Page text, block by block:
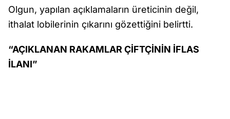
Olgun, yapılan açıklamaların üreticinin değil,
ithalat lobilerinin çıkarını gözettiğini belirtti.
“AÇIKLANAN RAKAMLAR ÇİFTÇİNİN İFLAS
İLANI”